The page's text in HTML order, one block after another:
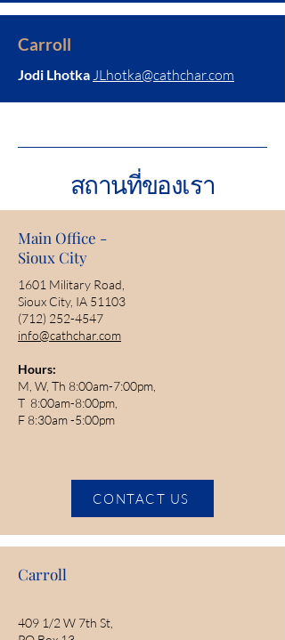
Carroll
Jodi LhotkaJLhotka@cathchar.com
สถานที่ของเรา
Main Office -
Sioux City
1601 Military Road,
Sioux City, IA 51103
(712) 252-4547
info@cathchar.com
Hours:
M, W, Th 8:00am-7:00pm,
T 8:00am-8:00pm,
F 8:30am -5:00pm
CONTACT US
Carroll
409 1/2 W 7th St,